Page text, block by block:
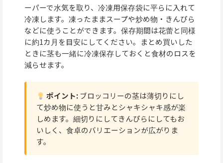
ーパーで水気を取り、冷凍用保存袋に平らに入れて
冷凍します。凍ったままスープや炒め物・きんぴら
などに使うことができます。保存期間は花蕾と同様
に約1カ月を目安にしてください。まとめ買いした
ときに茎も一緒に冷凍保存しておくと食材のロスを
減らせます。
ポイント:ブロッコリーの茎は薄切りにし
て炒め物に使うと甘みとシャキシャキ感が楽
しめます。細切りにしてきんぴらにしてもお
いしく、食卓のバリエーションが広がりま
す。